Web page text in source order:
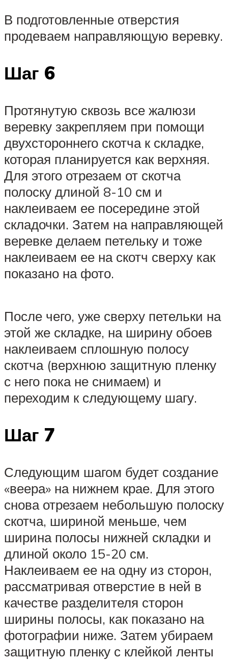
В подготовленные отверстия
продеваем направляющую веревку.
Шаг 6
Протянутую сквозь все жалюзи
веревку закрепляем при помощи
двухстороннего скотча к складке,
которая планируется как верхняя.
Для этого отрезаем от скотча
полоску длиной 8-10 см и
наклеиваем ее посередине этой
складочки. Затем на направляющей
веревке делаем петельку и тоже
наклеиваем ее на скотч сверху как
показано на фото.
После чего, уже сверху петельки на
этой же складке, на ширину обоев
наклеиваем сплошную полосу
скотча (верхнюю защитную пленку
с него пока не снимаем) и
переходим к следующему шагу.
Шаг 7
Следующим шагом будет создание
«веера» на нижнем крае. Для этого
снова отрезаем небольшую полоску
скотча, шириной меньше, чем
ширина полосы нижней складки и
длиной около 15-20 см.
Наклеиваем ее на одну из сторон,
рассматривая отверстие в ней в
качестве разделителя сторон
ширины полосы, как показано на
фотографии ниже. Затем убираем
защитную пленку с клейкой ленты